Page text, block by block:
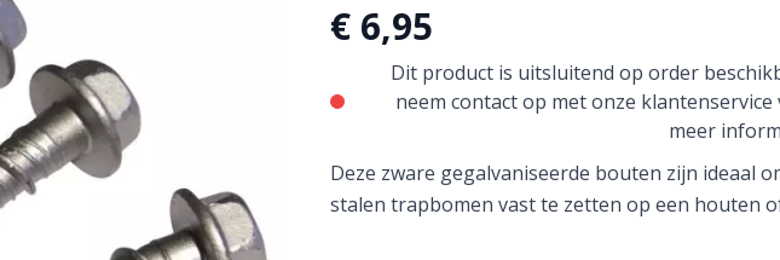
€ 6,95
Dit product is uitsluitend op order
neem contact op met onze klantenservice
meer
Deze zware gegalvaniseerde bouten zijn ideaal
stalen trapbomen vast te zetten op een houten